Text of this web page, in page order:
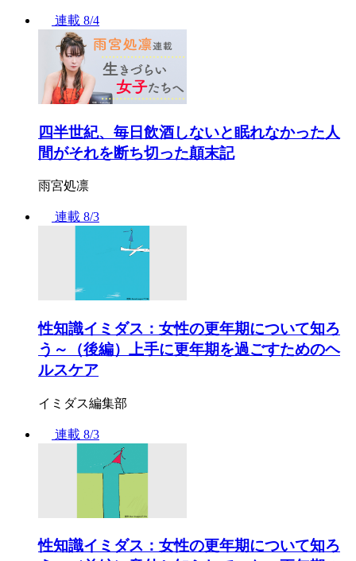
連載 8/4
四半世紀、毎日飲酒しないと眠れなかった人
間がそれを断ち切った顛末記
雨宮処凛
連載 8/3
性知識イミダス：女性の更年期について知ろ
う～（後編）上手に更年期を過ごすためのヘ
ルスケア
イミダス編集部
連載 8/3
性知識イミダス：女性の更年期について知ろ